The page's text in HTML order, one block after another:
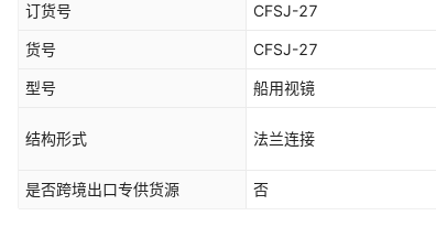
订货号 CFSJ-27
货号 CFSJ-27
型号 船用视镜
结构形式 法兰连接
是否跨境出口专供货源 否